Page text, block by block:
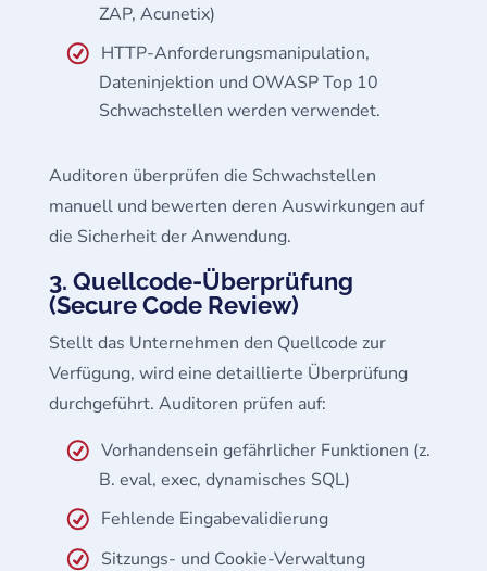
ZAP, Acunetix)
HTTP-Anforderungsmanipulation,
Dateninjektion und OWASP Top 10
Schwachstellen werden verwendet.
Auditoren überprüfen die Schwachstellen
manuell und bewerten deren Auswirkungen auf
die Sicherheit der Anwendung.
3. Quellcode-Überprüfung
(Secure Code Review)
Stellt das Unternehmen den Quellcode zur
Verfügung, wird eine detaillierte Überprüfung
durchgeführt. Auditoren prüfen auf:
Vorhandensein gefährlicher Funktionen (z.
B. eval, exec, dynamisches SQL)
Fehlende Eingabevalidierung
Sitzungs- und Cookie-Verwaltung